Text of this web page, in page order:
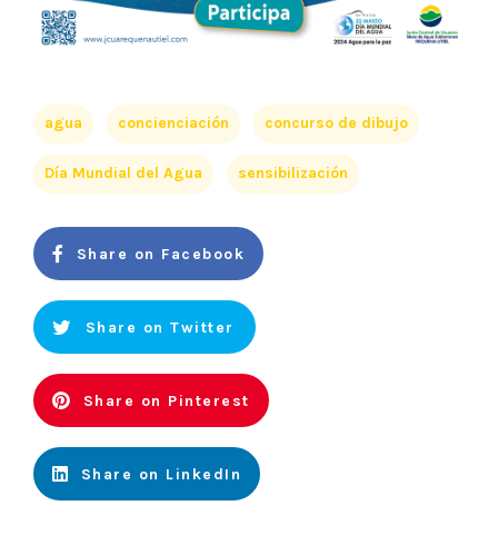
agua concienciación concurso de dibujo
Día Mundial del Agua sensibilización
Share on Facebook
Share on Twitter
Share on Pinterest
Share on LinkedIn